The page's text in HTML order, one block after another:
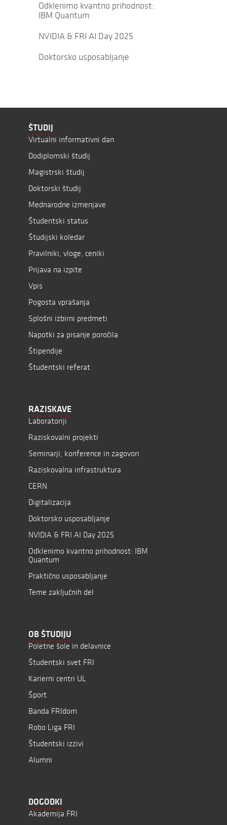
Odklenimo kvantno prihodnost:
IBM Quantum
NVIDIA & FRI AI Day 2025
Doktorsko usposabljanje
ŠTUDIJ
Virtualni informativni dan
Dodiplomski študij
Magistrski študij
Doktorski študij
Mednarodne izmenjave
Študentski status
Študijski koledar
Pravilniki, vloge, ceniki
Prijava na izpite
Vpis
Pogosta vprašanja
Splošni izbirni predmeti
Napotki za pisanje poročila
Štipendije
Študentski referat
RAZISKAVE
Laboratoriji
Raziskovalni projekti
Seminarji, konference in zagovori
Raziskovalna infrastruktura
CERN
Digitalizacija
Doktorsko usposabljanje
NVIDIA & FRI AI Day 2025
Odklenimo kvantno prihodnost: IBM
Quantum
Praktično usposabljanje
Teme zaključnih del
OB ŠTUDIJU
Poletne šole in delavnice
Študentski svet FRI
Karierni centri UL
Šport
Banda FRIdom
Robo Liga FRI
Študentski izzivi
Alumni
DOGODKI
Akademija FRI